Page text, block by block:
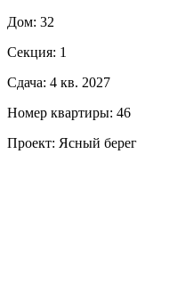
Дом: 32
Секция: 1
Сдача: 4 кв. 2027
Номер квартиры: 46
Проект: Ясный берег